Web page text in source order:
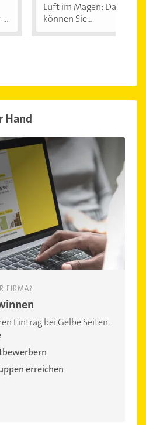
Luft im Magen: Das
können Sie...
Hand
FIRMA?
Eintrag bei Gelbe Seiten.
erreichen